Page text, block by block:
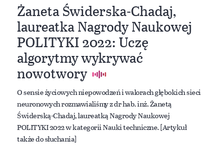
Żaneta Świderska-Chadaj,
laureatka Nagrody Naukowej
POLITYKI 2022: Uczę
algorytmy wykrywać
nowotwory
O sensie życiowych niepowodzeń i walorach głębokich sieci
neuronowych rozmawialiśmy z dr hab. inż. Żanetą
Świderską-Chadaj, laureatką Nagrody Naukowej
POLITYKI 2022 w kategorii Nauki techniczne. [Artykuł
także do słuchania]